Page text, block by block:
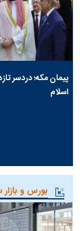
پیمان مکه؛ دردسر
اسلام
بورس و بازار